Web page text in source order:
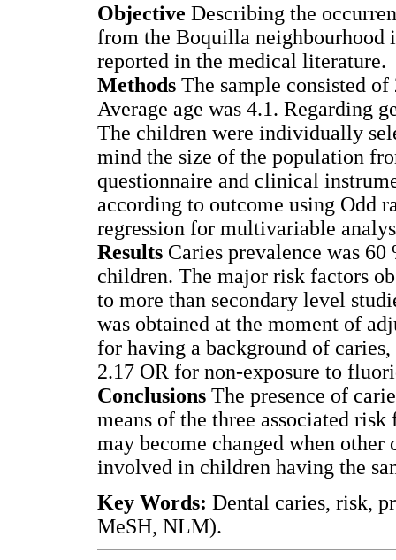
Objective Describing the
from the Boquilla neighbourhood
reported in the medical literature.
Methods The sample consisted
Average age was 4.1. Regarding
The children were individually
mind the size of the population
questionnaire and clinical
according to outcome using Odd
regression for multivariable
Results Caries prevalence was
children. The major risk factors
to more than secondary level
was obtained at the moment of
for having a background of
2.17 OR for non-exposure to
Conclusions The presence of
means of the three associated
may become changed when other
involved in children having the
Key Words: Dental caries, risk,
MeSH, NLM).